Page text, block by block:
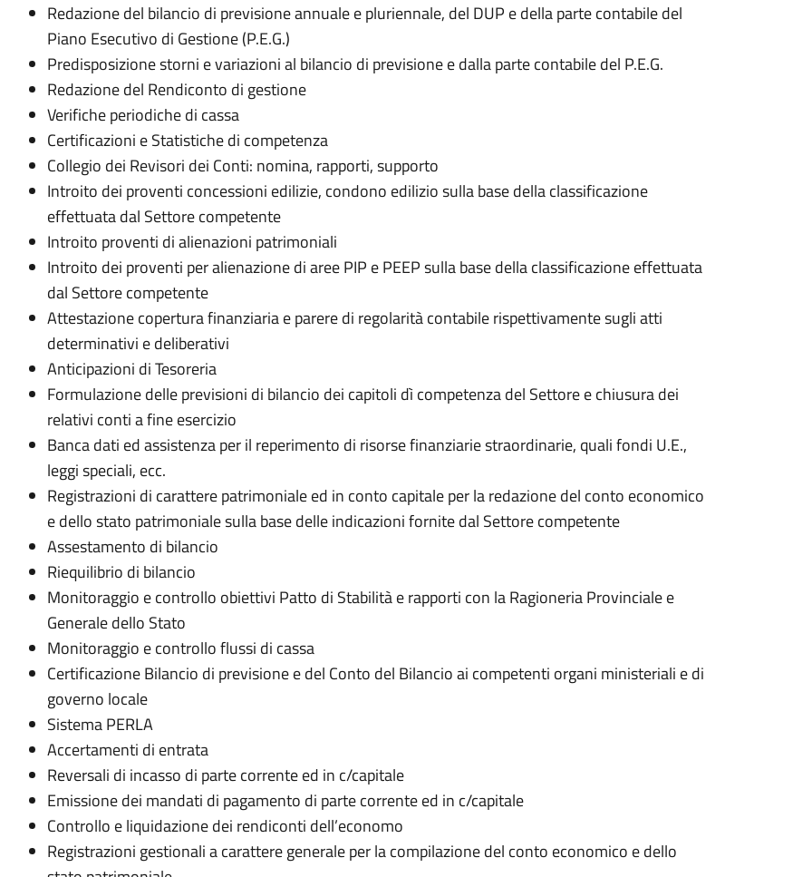
Redazione del bilancio di previsione annuale e pluriennale, del DUP e della parte contabile del
Piano Esecutivo di Gestione (P.E.G.)
Predisposizione storni e variazioni al bilancio di previsione e dalla parte contabile del P.E.G.
Redazione del Rendiconto di gestione
Verifiche periodiche di cassa
Certificazioni e Statistiche di competenza
Collegio dei Revisori dei Conti: nomina, rapporti, supporto
Introito dei proventi concessioni edilizie, condono edilizio sulla base della classificazione
effettuata dal Settore competente
Introito proventi di alienazioni patrimoniali
Introito dei proventi per alienazione di aree PIP e PEEP sulla base della classificazione effettuata
dal Settore competente
Attestazione copertura finanziaria e parere di regolarità contabile rispettivamente sugli atti
determinativi e deliberativi
Anticipazioni di Tesoreria
Formulazione delle previsioni di bilancio dei capitoli dì competenza del Settore e chiusura dei
relativi conti a fine esercizio
Banca dati ed assistenza per il reperimento di risorse finanziarie straordinarie, quali fondi U.E.,
leggi speciali, ecc.
Registrazioni di carattere patrimoniale ed in conto capitale per la redazione del conto economico
e dello stato patrimoniale sulla base delle indicazioni fornite dal Settore competente
Assestamento di bilancio
Riequilibrio di bilancio
Monitoraggio e controllo obiettivi Patto di Stabilità e rapporti con la Ragioneria Provinciale e
Generale dello Stato
Monitoraggio e controllo flussi di cassa
Certificazione Bilancio di previsione e del Conto del Bilancio ai competenti organi ministeriali e di
governo locale
Sistema PERLA
Accertamenti di entrata
Reversali di incasso di parte corrente ed in c/capitale
Emissione dei mandati di pagamento di parte corrente ed in c/capitale
Controllo e liquidazione dei rendiconti dell’economo
Registrazioni gestionali a carattere generale per la compilazione del conto economico e dello